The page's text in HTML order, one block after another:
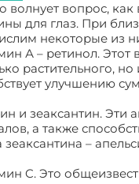
волнует вопрос,
для глаз. При
некоторые из
А – ретинол. Этот
растительного,
улучшению
и зеаксантин. Эти
а также
зеаксантина –
C. Это